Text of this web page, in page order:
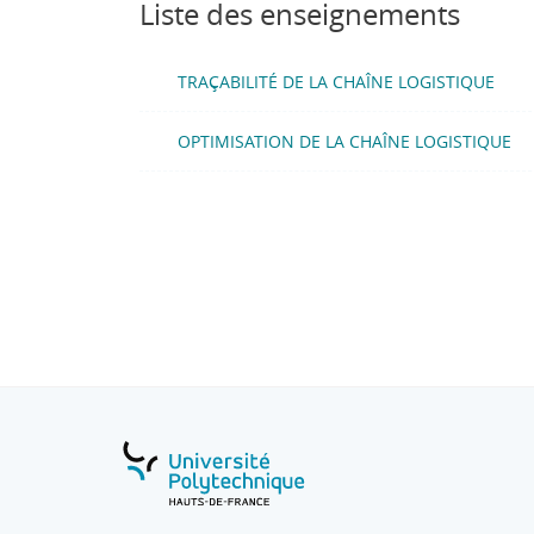
Informatisée, WMS…) à implanter
Liste des enseignements
TRAÇABILITÉ DE LA CHAÎNE LOGISTIQUE
OPTIMISATION DE LA CHAÎNE LOGISTIQUE